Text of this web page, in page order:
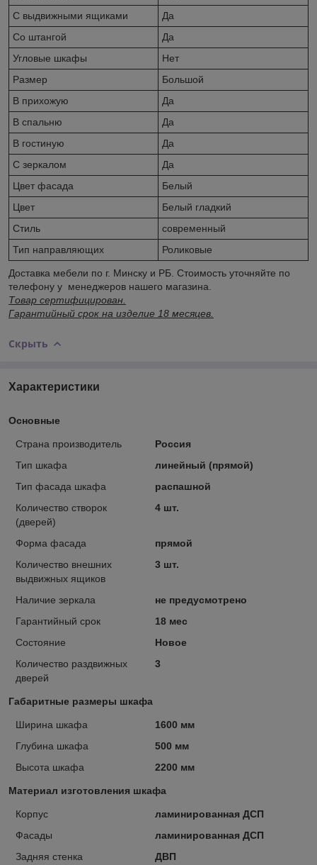
С выдвижными ящиками
Да
Со штангой
Да
Угловые шкафы
Нет
Размер
Большой
В прихожую
Да
В спальню
Да
В гостиную
Да
С зеркалом
Да
Цвет фасада
Белый
Цвет
Белый гладкий
Стиль
современный
Тип направляющих
Роликовые
Доставка мебели по г. Минску и РБ. Стоимость уточняйте по
телефону у менеджеров нашего магазина.
Товар сертифицирован.
Гарантийный срок на изделие 18 месяцев.
Скрыть
Характеристики
Основные
Страна производитель
Россия
Тип шкафа
линейный (прямой)
Тип фасада шкафа
распашной
Количество створок
(дверей)
4 шт.
Форма фасада
прямой
Количество внешних
выдвижных ящиков
3 шт.
Наличие зеркала
не предусмотрено
Гарантийный срок
18 мес
Состояние
Новое
Количество раздвижных
дверей
3
Габаритные размеры шкафа
Ширина шкафа
1600 мм
Глубина шкафа
500 мм
Высота шкафа
2200 мм
Материал изготовления шкафа
Корпус
ламинированная ДСП
Фасады
ламинированная ДСП
Задняя стенка
ДВП